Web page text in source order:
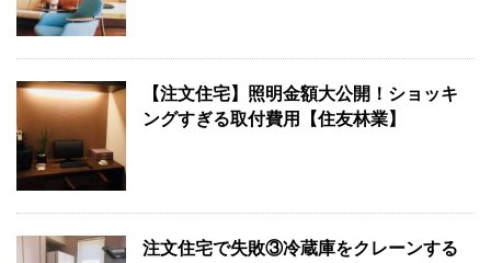
【注文住宅】照明金額大公開！ショッキ
ングすぎる取付費用【住友林業】
注文住宅で失敗③冷蔵庫をクレーンする